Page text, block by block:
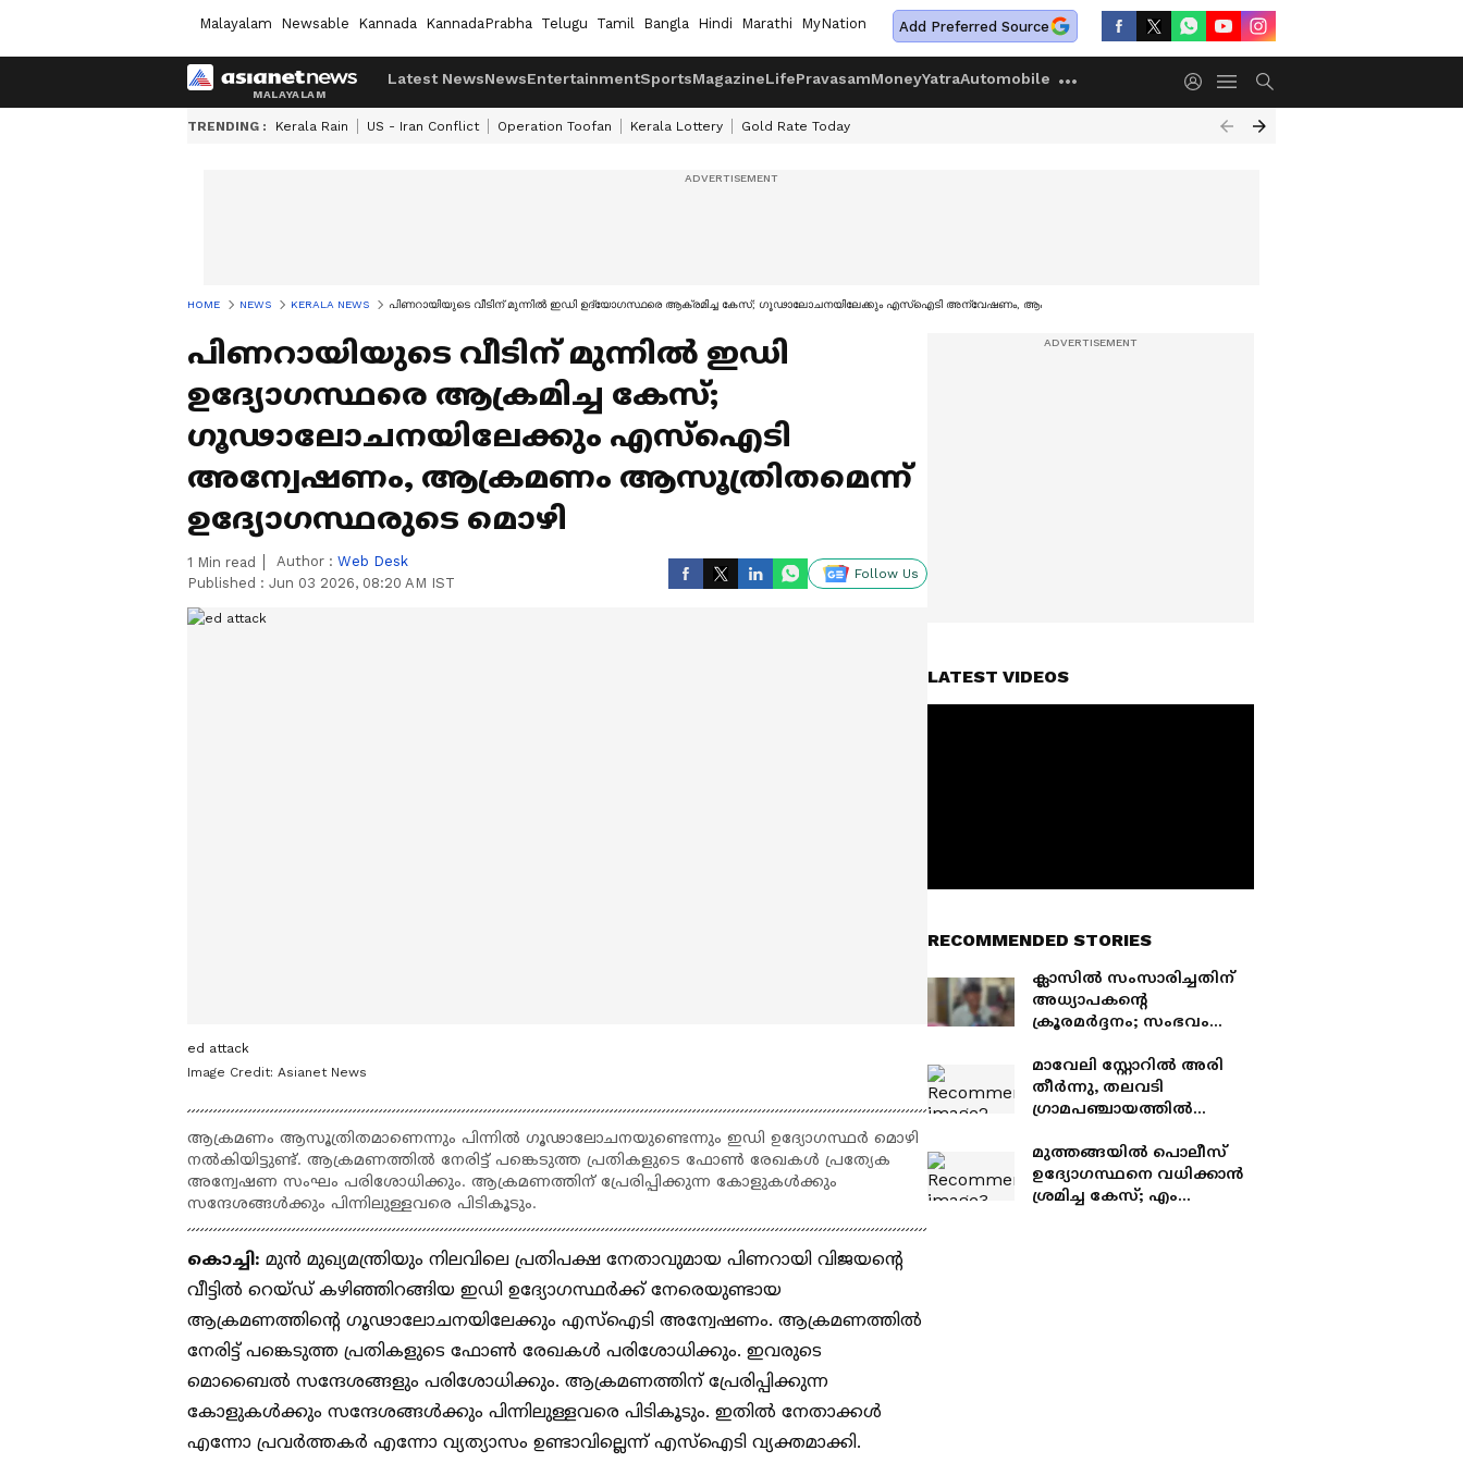
Malayalam Newsable Kannada KannadaPrabha Telugu Tamil Bangla Hindi Marathi MyNation Add Preferred Source
Latest NewsNewsEntertainmentSportsMagazineLifePravasamMoneyYatraAutomobile
TRENDING : Kerala Rain US - Iran Conflict Operation Toofan Kerala Lottery Gold Rate Today
HOME NEWS KERALA NEWS പിണറായിയുടെ വീടിന് മുന്നില്‍ ഇഡി ഉദ്യോഗസ്ഥരെ ആക്രമിച്ച കേസ്; ഗൂഢാലോചനയിലേക്കും എസ്ഐടി അന്വേഷണം, ആക്രമണം ആസൂത്രിതമെന്ന് ഉദ്യോഗസ്ഥരുടെ മൊഴി
പിണറായിയുടെ വീടിന് മുന്നില്‍ ഇഡി
ഉദ്യോഗസ്ഥരെ ആക്രമിച്ച കേസ്;
ഗൂഢാലോചനയിലേക്കും എസ്ഐടി
അന്വേഷണം, ആക്രമണം ആസൂത്രിതമെന്ന്
ഉദ്യോഗസ്ഥരുടെ മൊഴി
1 Min read Author : Web Desk
Published : Jun 03 2026, 08:20 AM IST
Follow Us
ed attack
Image Credit: Asianet News
ആക്രമണം ആസൂത്രിതമാണെന്നും പിന്നിൽ ഗൂഢാലോചനയുണ്ടെന്നും ഇഡി ഉദ്യോഗസ്ഥർ മൊഴി
നൽകിയിട്ടുണ്ട്. ആക്രമണത്തിൽ നേരിട്ട് പങ്കെടുത്ത പ്രതികളുടെ ഫോൺ രേഖകൾ പ്രത്യേക
അന്വേഷണ സംഘം പരിശോധിക്കും. ആക്രമണത്തിന് പ്രേരിപ്പിക്കുന്ന കോളുകൾക്കും
സന്ദേശങ്ങൾക്കും പിന്നിലുള്ളവരെ പിടികൂടും.
കൊച്ചി: മുന്‍ മുഖ്യമന്ത്രിയും നിലവിലെ പ്രതിപക്ഷ നേതാവുമായ പിണറായി വിജയന്‍റെ
വീട്ടില്‍ റെയ്ഡ് കഴിഞ്ഞിറങ്ങിയ ഇഡി ഉദ്യോഗസ്ഥര്‍ക്ക് നേരെയുണ്ടായ
ആക്രമണത്തിന്റെ ഗൂഢാലോചനയിലേക്കും എസ്ഐടി അന്വേഷണം. ആക്രമണത്തിൽ
നേരിട്ട് പങ്കെടുത്ത പ്രതികളുടെ ഫോൺ രേഖകൾ പരിശോധിക്കും. ഇവരുടെ
മൊബൈൽ സന്ദേശങ്ങളും പരിശോധിക്കും. ആക്രമണത്തിന് പ്രേരിപ്പിക്കുന്ന
കോളുകൾക്കും സന്ദേശങ്ങൾക്കും പിന്നിലുള്ളവരെ പിടികൂടും. ഇതിൽ നേതാക്കൾ
എന്നോ പ്രവർത്തകർ എന്നോ വ്യത്യാസം ഉണ്ടാവില്ലെന്ന് എസ്ഐടി വ്യക്തമാക്കി.
LATEST VIDEOS
RECOMMENDED STORIES
ക്ലാസിൽ സംസാരിച്ചതിന്
അധ്യാപകന്റെ
ക്രൂരമർദ്ദനം; സംഭവം
മാവേലി സ്റ്റോറിൽ അരി
തീർന്നു, തലവടി
ഗ്രാമപഞ്ചായത്തിൽ
ക്യാമ്പുകളിലും
കഞ്ഞിവതരണ
കേന്ദ്രങ്ങളിലും പ്രതിസന്ധി
മുത്തങ്ങയിൽ പൊലീസ്
ഉദ്യോഗസ്ഥനെ വധിക്കാൻ
ശ്രമിച്ച കേസ്; ​എം